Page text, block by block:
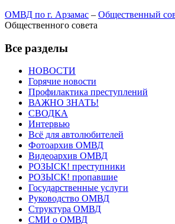
ОМВД по г. Арзамас – Общественный
Общественного совета
Все разделы
НОВОСТИ
Горячие новости
Профилактика преступлений
ВАЖНО ЗНАТЬ!
СВОДКА
Интервью
Всё для автолюбителей
Фотоархив ОМВД
Видеоархив ОМВД
РОЗЫСК! преступники
РОЗЫСК! пропавшие
Государственные услуги
Руководство ОМВД
Структура ОМВД
СМИ о ОМВД